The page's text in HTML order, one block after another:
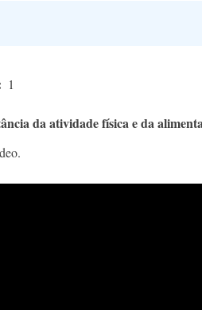
1
da atividade física e da